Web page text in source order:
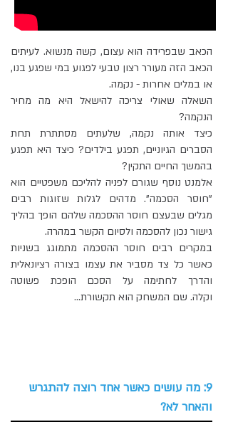
הכאב שבפרידה הוא עצום, קשה מנשוא. לעיתים
הכאב הזה מעורר רצון טבעי לפגוע במי שפגע בנו,
או במלים אחרות - נקמה.
השאלה שאולי צריכה להישאל היא מה מחיר
הנקמה?
כיצד אותה נקמה, שלעתים מסתתרת תחת
הסברים הגיוניים, תפגע בילדים? כיצד היא תפגע
בהמשך החיים התקין?
אלמנט נוסף שגורם לפניה להליכם משפטיים הוא
"חוסר הסכמה". מדהים לגלות שזוגות רבים
מגלים שבעצם חוסר ההסכמה שלהם הופך בהליך
גישור נכון להסכמה ולסיום הקשר במהרה.
במקרים רבים חוסר ההסכמה מתמוגג בשניות
כאשר כל צד מסביר את עצמו בצורה רציונאלית
והדרך לחתימה על הסכם הופכת פשוטה
וקלה. שם המשחק הוא תקשורת...
9: מה עושים כאשר אחד רוצה להתגרש
והאחר לא?